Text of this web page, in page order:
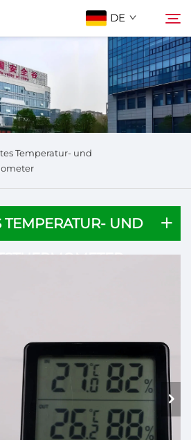
DE
Suchen
Temperatur- und
TEMPERATUR- UND